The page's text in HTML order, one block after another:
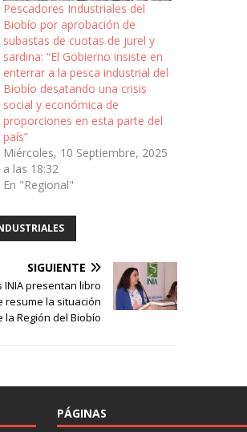
Pescadores Industriales del
Biobío por aprobación de
subastas de cuotas de jurel y
sardina: “El Gobierno insiste en
enterrar a la pesca industrial del
Biobío desatando una crisis
social y económica de
proporciones en esta parte del
país”
Miércoles, 10 Septiembre, 2025
a las 18:32
En "Regional"
SIGUIENTE
presentan libro
resume la situación
la Región del Biobío
PÁGINAS